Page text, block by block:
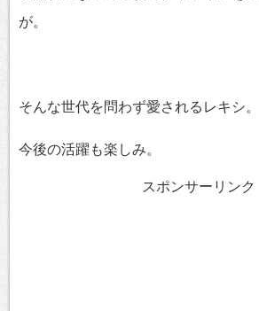
が。
そんな世代を問わず愛されるレキシ。
今後の活躍も楽しみ。
スポンサーリンク